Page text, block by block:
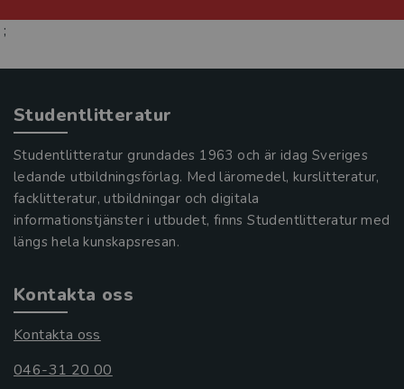
;
Studentlitteratur
Studentlitteratur grundades 1963 och är idag Sveriges
ledande utbildningsförlag. Med läromedel, kurslitteratur,
facklitteratur, utbildningar och digitala
informationstjänster i utbudet, finns Studentlitteratur med
längs hela kunskapsresan.
Kontakta oss
Kontakta oss
046-31 20 00